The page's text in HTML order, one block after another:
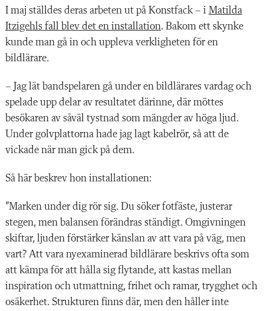
I maj ställdes deras arbeten ut på Konstfack – i Matilda
Itzigehls fall blev det en installation. Bakom ett skynke
kunde man gå in och uppleva verkligheten för en
bildlärare.
– Jag lät bandspelaren gå under en bildlärares vardag och
spelade upp delar av resultatet därinne, där möttes
besökaren av såväl tystnad som mängder av höga ljud.
Under golvplattorna hade jag lagt kabelrör, så att de
vickade när man gick på dem.
Så här beskrev hon installationen:
”Marken under dig rör sig. Du söker fotfäste, justerar
stegen, men balansen förändras ständigt. Omgivningen
skiftar, ljuden förstärker känslan av att vara på väg, men
vart? Att vara nyexaminerad bildlärare beskrivs ofta som
att kämpa för att hålla sig flytande, att kastas mellan
inspiration och utmattning, frihet och ramar, trygghet och
osäkerhet. Strukturen finns där, men den håller inte